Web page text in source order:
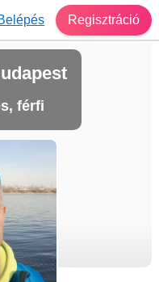
Regisztráció
férfi